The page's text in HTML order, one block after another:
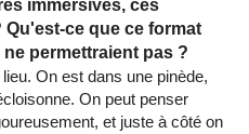
immersives, ces
ce que ce format
permettraient pas ?
On est dans une pinède,
On peut penser
et juste à côté on